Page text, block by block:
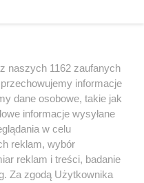
HOSTING
FACEBOOK KONTAKT
naszych 1162 zaufanych
informacje
dane osobowe, takie jak
informacje wysyłane
w celu
reklam, wybór
reklam i treści, badanie
Za zgodą Użytkownika